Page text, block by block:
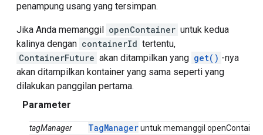
penampung usang yang tersimpan.
Jika Anda memanggil openContainer untuk kedua
kalinya dengan containerId tertentu,
ContainerFuture akan ditampilkan yang get() -nya
akan ditampilkan kontainer yang sama seperti yang
dilakukan panggilan pertama.
Parameter
tagManager TagManageruntuk memanggil openContainer